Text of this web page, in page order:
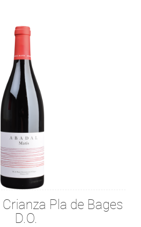
Pla de Bages
D.O.